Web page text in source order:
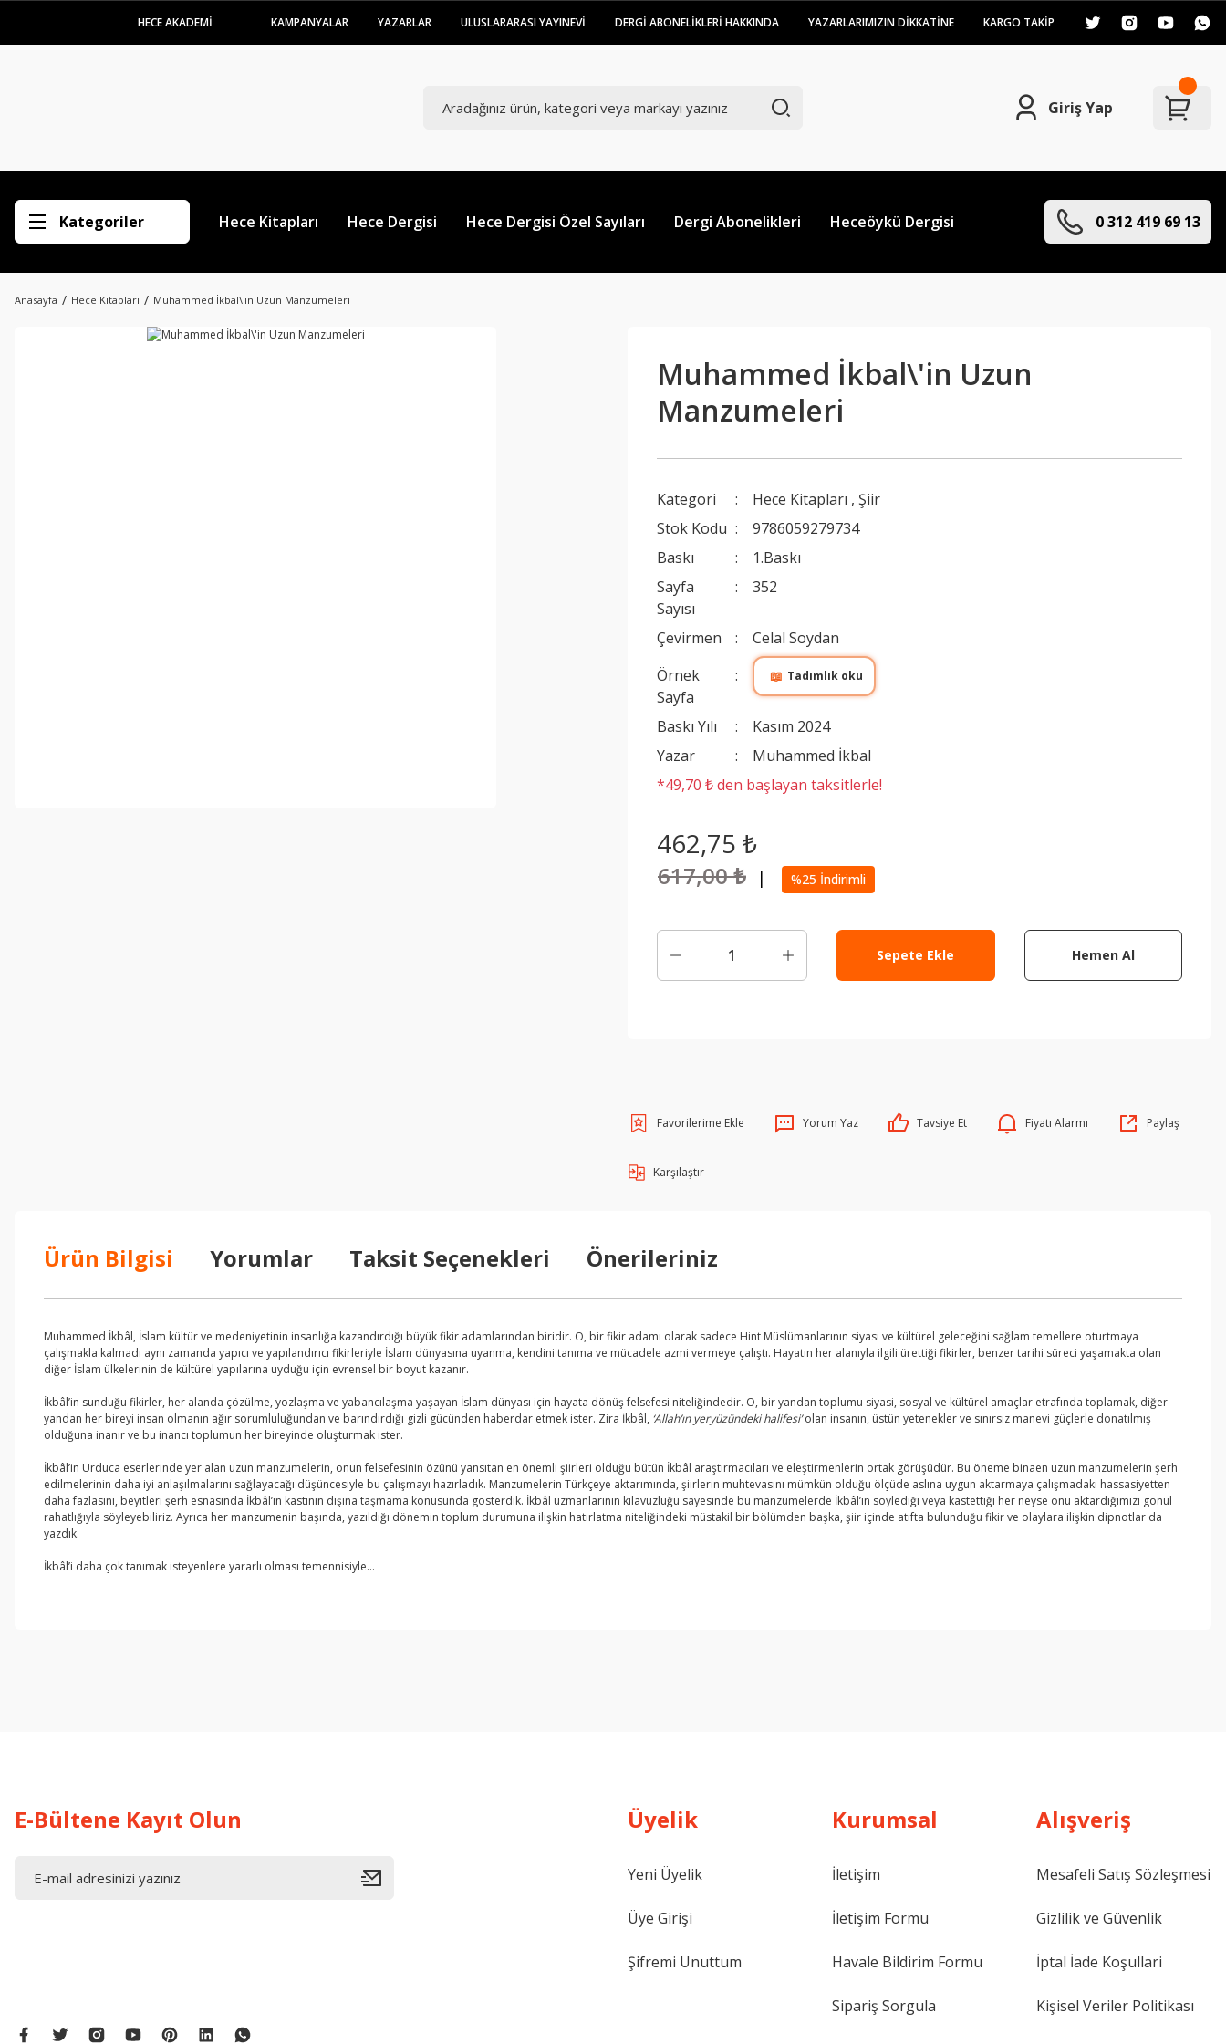
HECE AKADEMİ KAMPANYALAR YAZARLAR ULUSLARARASI YAYINEVİ DERGİ ABONELİKLERİ HAKKINDA YAZARLARIMIZIN DİKKATİNE KARGO TAKİP
Giriş Yap
Kategoriler Hece Kitapları Hece Dergisi Hece Dergisi Özel Sayıları Dergi Abonelikleri Heceöykü Dergisi 0 312 419 69 13
Anasayfa Hece Kitapları Muhammed İkbal\'in Uzun Manzumeleri
Muhammed İkbal\'in Uzun
Manzumeleri
Kategori Hece Kitapları , Şiir
Stok Kodu
9786059279734
Baskı
1.Baskı
Sayfa
Sayısı
352
Çevirmen
Celal Soydan
Örnek
Sayfa
📖 Tadımlık oku
Baskı Yılı
Kasım 2024
Yazar
Muhammed İkbal
*49,70 ₺ den başlayan taksitlerle!
462,75 ₺
617,00 ₺ | %25 İndirimli
Sepete Ekle Hemen Al
Yorum Yaz Tavsiye Et Fiyatı Alarmı Paylaş
Karşılaştır
Ürün Bilgisi Yorumlar Taksit Seçenekleri Önerileriniz
Muhammed İkbâl, İslam kültür ve medeniyetinin insanlığa kazandırdığı büyük fikir adamlarından biridir. O, bir fikir adamı olarak sadece Hint Müslümanlarının siyasi ve kültürel geleceğini sağlam temellere oturtmaya
çalışmakla kalmadı aynı zamanda yapıcı ve yapılandırıcı fikirleriyle İslam dünyasına uyanma, kendini tanıma ve mücadele azmi vermeye çalıştı. Hayatın her alanıyla ilgili ürettiği fikirler, benzer tarihi süreci yaşamakta olan
diğer İslam ülkelerinin de kültürel yapılarına uyduğu için evrensel bir boyut kazanır.
İkbâl’in sunduğu fikirler, her alanda çözülme, yozlaşma ve yabancılaşma yaşayan İslam dünyası için hayata dönüş felsefesi niteliğindedir. O, bir yandan toplumu siyasi, sosyal ve kültürel amaçlar etrafında toplamak, diğer
yandan her bireyi insan olmanın ağır sorumluluğundan ve barındırdığı gizli gücünden haberdar etmek ister. Zira İkbâl, ‘Allah’ın yeryüzündeki halifesi’olan insanın, üstün yetenekler ve sınırsız manevi güçlerle donatılmış
olduğuna inanır ve bu inancı toplumun her bireyinde oluşturmak ister.
İkbâl’in Urduca eserlerinde yer alan uzun manzumelerin, onun felsefesinin özünü yansıtan en önemli şiirleri olduğu bütün İkbâl araştırmacıları ve eleştirmenlerin ortak görüşüdür. Bu öneme binaen uzun manzumelerin şerh
edilmelerinin daha iyi anlaşılmalarını sağlayacağı düşüncesiyle bu çalışmayı hazırladık. Manzumelerin Türkçeye aktarımında, şiirlerin muhtevasını mümkün olduğu ölçüde aslına uygun aktarmaya çalışmadaki hassasiyetten
daha fazlasını, beyitleri şerh esnasında İkbâl’in kastının dışına taşmama konusunda gösterdik. İkbâl uzmanlarının kılavuzluğu sayesinde bu manzumelerde İkbâl’in söylediği veya kastettiği her neyse onu aktardığımızı gönül
rahatlığıyla söyleyebiliriz. Ayrıca her manzumenin başında, yazıldığı dönemin toplum durumuna ilişkin hatırlatma niteliğindeki müstakil bir bölümden başka, şiir içinde atıfta bulunduğu fikir ve olaylara ilişkin dipnotlar da
yazdık.
İkbâl’i daha çok tanımak isteyenlere yararlı olması temennisiyle…
E-Bültene Kayıt Olun Üyelik
Yeni Üyelik
Üye Girişi
Şifremi Unuttum
Kurumsal
İletişim
İletişim Formu
Havale Bildirim Formu
Sipariş Sorgula
Alışveriş
Mesafeli Satış Sözleşmesi
Gizlilik ve Güvenlik
İptal İade Koşullari
Kişisel Veriler Politikası